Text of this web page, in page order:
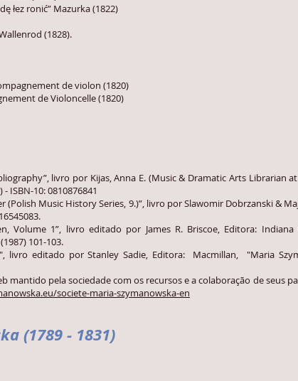
łez ronić” Mazurka (1822)
(1828).
de violon (1820)
de Violoncelle (1820)
livro por Kijas, Anna E. (Music & Dramatic Arts Librarian
ISBN-10: 0810876841
(Polish Music History Series, 9.)”, livro por Slawomir Dobrzanski &
Volume 1”, livro editado por James R. Briscoe, Editora: Indiana
101-103.
livro editado por Stanley Sadie, Editora: Macmillan, "Maria
mantido pela sociedade com os recursos e a colaboração de seus
societe-maria-szymanowska-en
(1789 - 1831)